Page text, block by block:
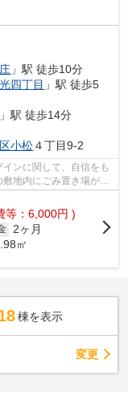
」駅 徒歩10分
四丁目 」駅 徒歩5
」駅 徒歩14分
小松４丁目9-2
ンに関して、自信をも
地内にごみ置き場があ
等：6,000円 )
2ヶ月
㎡
棟を表示
変更